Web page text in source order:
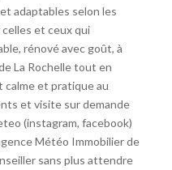
adaptables selon les
et ceux qui
rénové avec goût, à
La Rochelle tout en
et pratique au
et visite sur demande
(instagram, facebook)
Météo Immobilier de
sans plus attendre